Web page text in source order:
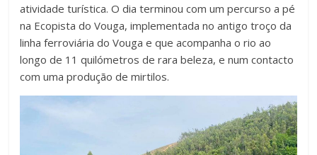
atividade turística. O dia terminou com um percurso a pé
na Ecopista do Vouga, implementada no antigo troço da
linha ferroviária do Vouga e que acompanha o rio ao
longo de 11 quilómetros de rara beleza, e num contacto
com uma produção de mirtilos.